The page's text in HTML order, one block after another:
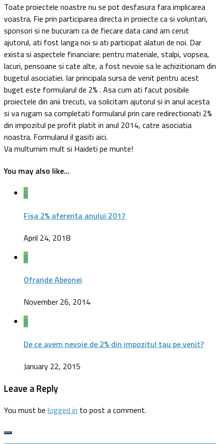
Toate proiectele noastre nu se pot desfasura fara implicarea
voastra. Fie prin participarea directa in proiecte ca si voluntari,
sponsori si ne bucuram ca de fiecare data cand am cerut
ajutorul, ati fost langa noi si ati participat alaturi de noi. Dar
exista si aspectele financiare: pentru materiale, stalpi, vopsea,
lacuri, pensoane si cate alte, a fost nevoie sa le achizitionam din
bugetul asociatiei. Iar principala sursa de venit pentru acest
buget este formularul de 2% . Asa cum ati facut posibile
proiectele din anii trecuti, va solicitam ajutorul si in anul acesta
si va rugam sa completati formularul prin care redirectionati 2%
din impozitul pe profit platit in anul 2014, catre asociatia
noastra. Formularul il gasiti aici.
Va multumim mult si Haideti pe munte!
You may also like...
0
Fisa 2% aferenta anului 2017
April 24, 2018
0
Ofrande Abeonei
November 26, 2014
0
De ce avem nevoie de 2% din impozitul tau pe venit?
January 22, 2015
Leave a Reply
You must be logged in to post a comment.